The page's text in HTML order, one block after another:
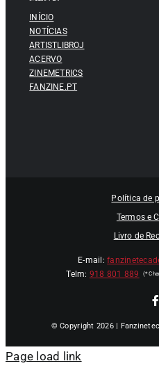
INÍCIO
NOTÍCIAS
ARTISTLIBROJ
ACERVO
ZINEMETRICS
FANZINE.PT
Política de
Termos e
Livro de
E-mail:
Telm: 918 801 889
© Copyright 2026 |
Page load link